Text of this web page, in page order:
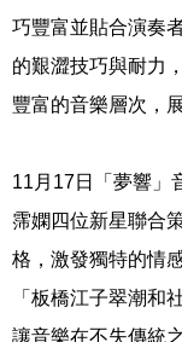
巧豐富並貼合演奏
的艱澀技巧與耐力
豐富的音樂層次，
11月17日「夢響」
霈嫻四位新星聯合
格，激發獨特的情
「板橋江子翠潮和
讓音樂在不失傳統